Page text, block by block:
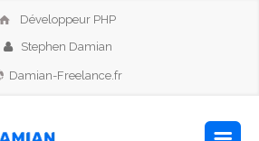
Développeur PHP
Stephen Damian
Damian-Freelance.fr